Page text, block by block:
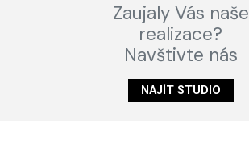
Zaujaly Vás naše
realizace?
Navštivte nás
NAJÍT STUDIO